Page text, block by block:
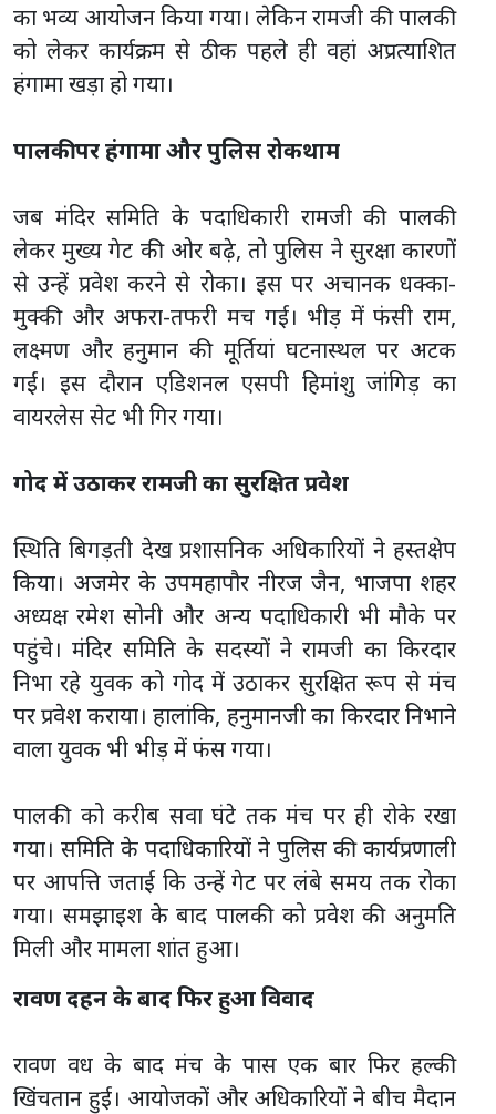
का भव्य आयोजन किया गया। लेकिन रामजी की पालकी
को लेकर कार्यक्रम से ठीक पहले ही वहां अप्रत्याशित
हंगामा खड़ा हो गया।
पालकी पर हंगामा और पुलिस रोकथाम
जब मंदिर समिति के पदाधिकारी रामजी की पालकी
लेकर मुख्य गेट की ओर बढ़े, तो पुलिस ने सुरक्षा कारणों
से उन्हें प्रवेश करने से रोका। इस पर अचानक धक्का-
मुक्की और अफरा-तफरी मच गई। भीड़ में फंसी राम,
लक्ष्मण और हनुमान की मूर्तियां घटनास्थल पर अटक
गईं। इस दौरान एडिशनल एसपी हिमांशु जांगिड़ का
वायरलेस सेट भी गिर गया।
गोद में उठाकर रामजी का सुरक्षित प्रवेश
स्थिति बिगड़ती देख प्रशासनिक अधिकारियों ने हस्तक्षेप
किया। अजमेर के उपमहापौर नीरज जैन, भाजपा शहर
अध्यक्ष रमेश सोनी और अन्य पदाधिकारी भी मौके पर
पहुंचे। मंदिर समिति के सदस्यों ने रामजी का किरदार
निभा रहे युवक को गोद में उठाकर सुरक्षित रूप से मंच
पर प्रवेश कराया। हालांकि, हनुमानजी का किरदार निभाने
वाला युवक भी भीड़ में फंस गया।
पालकी को करीब सवा घंटे तक मंच पर ही रोके रखा
गया। समिति के पदाधिकारियों ने पुलिस की कार्यप्रणाली
पर आपत्ति जताई कि उन्हें गेट पर लंबे समय तक रोका
गया। समझाइश के बाद पालकी को प्रवेश की अनुमति
मिली और मामला शांत हुआ।
रावण दहन के बाद फिर हुआ विवाद
रावण वध के बाद मंच के पास एक बार फिर हल्की
खिंचतान हुई। आयोजकों और अधिकारियों ने बीच मैदान